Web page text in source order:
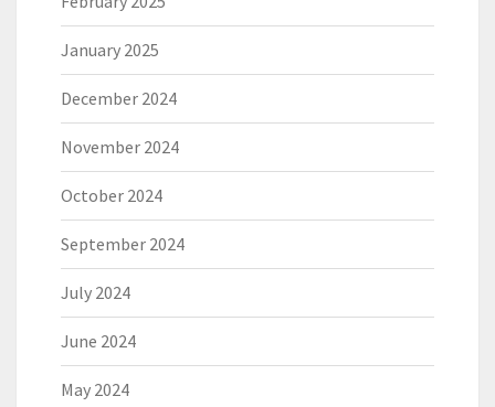
January 2025
December 2024
November 2024
October 2024
September 2024
July 2024
June 2024
May 2024